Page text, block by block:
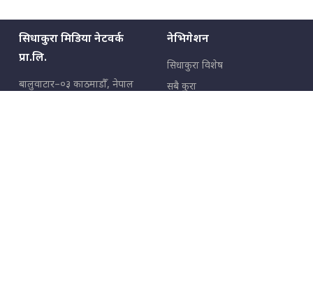
सिधाकुरा मिडिया नेटवर्क
प्रा.लि.
बालुवाटार–०३ काठमाडौँ, नेपाल
नेभिगेशन
सिधाकुरा विशेष
सबै कुरा